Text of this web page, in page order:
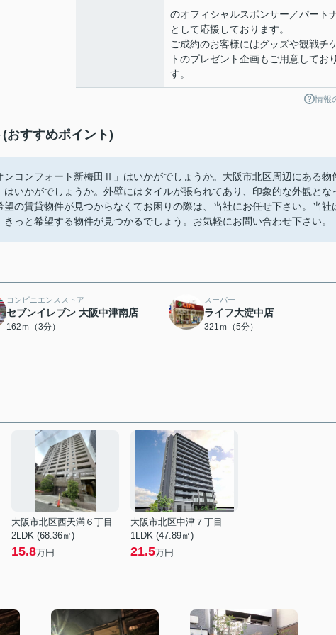
のオフィシャルスポンサー／パート
として応援しております。
ご成約のお客様にはグッズや観戦チ
トのプレゼント企画もご用意してお
す。
情報
おすすめポイント)
コンフォート新梅田Ⅱ」はいかがでしょうか。大阪市北区周辺にある物
いかがでしょうか。外壁にはタイルが張られてあり、印象的な外観とな
の賃貸物件が見つからなくてお困りの際は、当社にお任せ下さい。当社
っと希望する物件が見つかるでしょう。お気軽にお問い合わせ下さい。
コンビニエンスストア
セブンイレブン 大阪中津南店
162ｍ（3分）
スーパー
ライフ大淀中店
321ｍ（5分）
大阪市北区西天満６丁目
2LDK (68.36㎡)
15.8万円
大阪市北区中津７丁目
1LDK (47.89㎡)
21.5万円